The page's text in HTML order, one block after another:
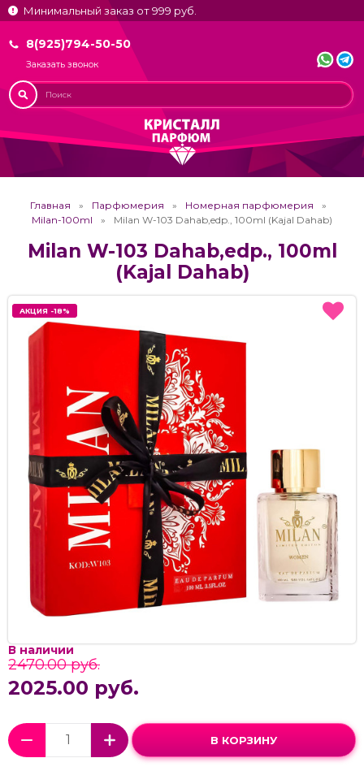
Минимальный заказ от 999 руб.
8(925)794-50-50
Заказать звонок
Главная Парфюмерия
Номерная парфюмерия
Milan-100ml
Milan W-103 Dahab,edp., 100ml (Kajal Dahab)
Milan W-103 Dahab,edp., 100ml
(Kajal Dahab)
АКЦИЯ -18%
АКЦИЯ -18%
В наличии
2470.00 руб.
2025.00 руб.
В КОРЗИНУ